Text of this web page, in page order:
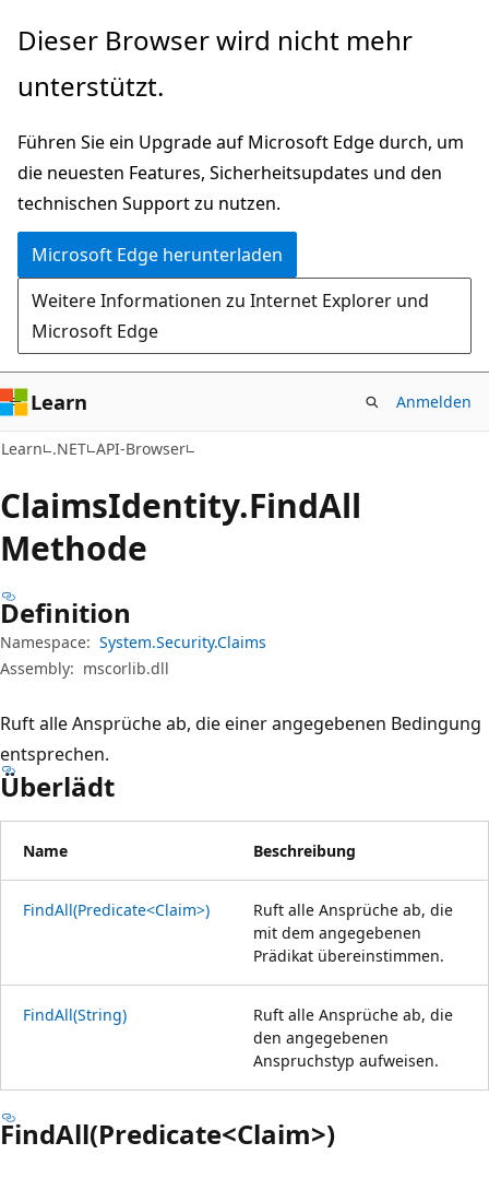
Zu
wechseln
Zur
springen
Dieser Browser wird nicht mehr
unterstützt.
Führen Sie ein Upgrade auf Microsoft Edge durch, um
die neuesten Features, Sicherheitsupdates und den
technischen Support zu nutzen.
Microsoft Edge herunterladen
Weitere Informationen zu Internet Explorer und
Microsoft Edge
Learn Anmelden
Learn .NET API-Browser
ClaimsIdentity.FindAll
Methode
Definition
Namespace: System.Security.Claims
Assembly: mscorlib.dll
Ruft alle Ansprüche ab, die einer angegebenen Bedingung
entsprechen.
Überlädt
Name Beschreibung
FindAll(Predicate<Claim>)
Ruft alle Ansprüche ab, die
mit dem angegebenen
Prädikat übereinstimmen.
FindAll(String)
Ruft alle Ansprüche ab, die
den angegebenen
Anspruchstyp aufweisen.
FindAll(Predicate<Claim>)